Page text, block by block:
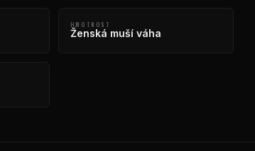
HMOTNOST
Ženská muší váha